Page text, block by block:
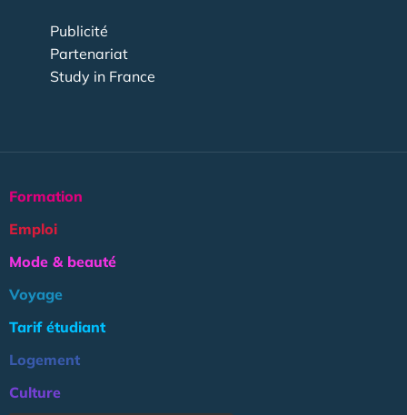
Publicité
Partenariat
Study in France
Formation
Emploi
Mode & beauté
Voyage
Tarif étudiant
Logement
Culture